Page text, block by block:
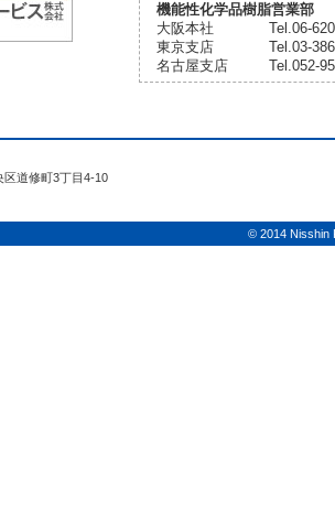
機能性化学品樹脂営業部
大阪本社
Tel.06-
東京支店
Tel.03-
名古屋支店
Tel.052-
道修町3丁目4-10
© 2014 Nisshin